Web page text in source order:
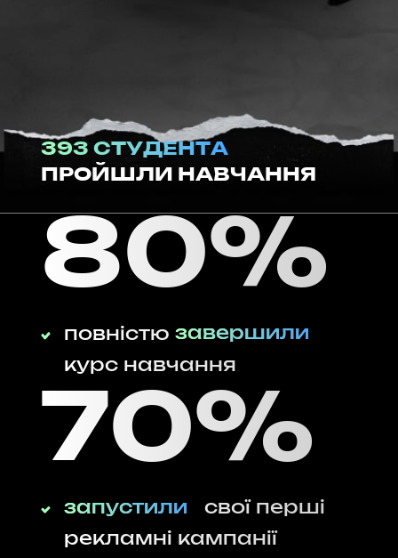
393 СТУДЕНТА
ПРОЙШЛИ НАВЧАННЯ
80%
повністюзавершили
курс навчання
70%
запустили свої перші
рекламні кампанії